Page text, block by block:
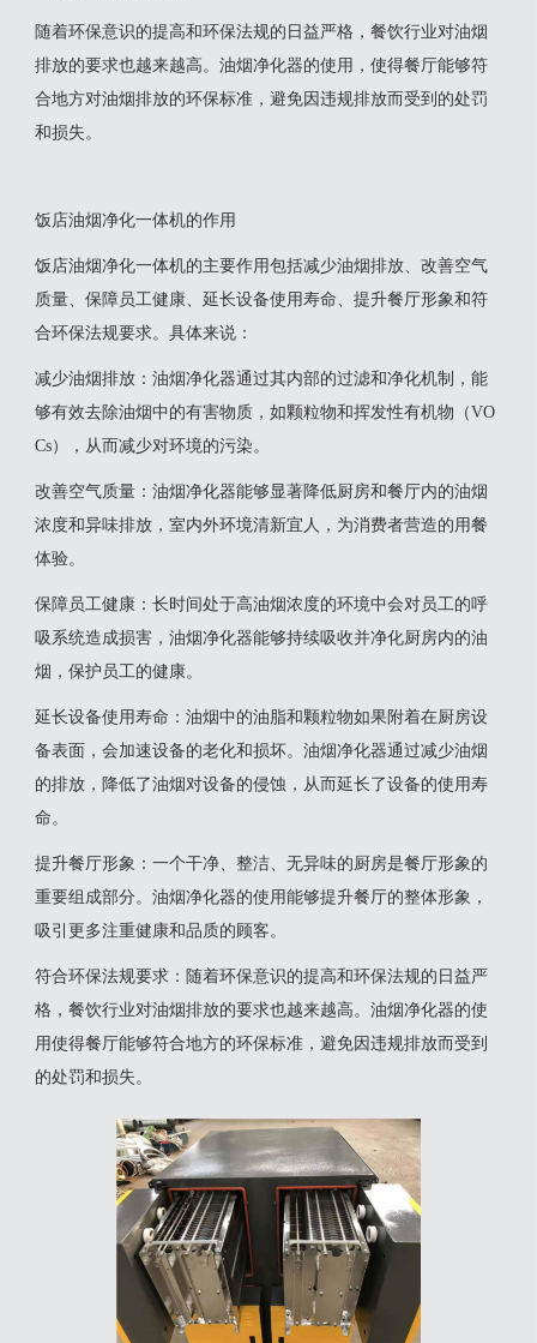
随着环保意识的提高和环保法规的日益严格，餐饮行业对油烟
排放的要求也越来越高。油烟净化器的使用，使得餐厅能够符
合地方对油烟排放的环保标准，避免因违规排放而受到的处罚
和损失。
饭店油烟净化一体机的作用
‌饭店油烟净化一体机的主要作用包括减少油烟排放、改善空气
质量、保障员工健康、延长设备使用寿命、提升餐厅形象和符
合环保法规要求‌。具体来说：
‌减少油烟排放‌：油烟净化器通过其内部的过滤和净化机制，能
够有效去除油烟中的有害物质，如颗粒物和挥发性有机物（VO
Cs），从而减少对环境的污染‌。
‌改善空气质量‌：油烟净化器能够显著降低厨房和餐厅内的油烟
浓度和异味排放，室内外环境清新宜人，为消费者营造的用餐
体验‌。
‌保障员工健康‌：长时间处于高油烟浓度的环境中会对员工的呼
吸系统造成损害，油烟净化器能够持续吸收并净化厨房内的油
烟，保护员工的健康‌。
‌延长设备使用寿命‌：油烟中的油脂和颗粒物如果附着在厨房设
备表面，会加速设备的老化和损坏。油烟净化器通过减少油烟
的排放，降低了油烟对设备的侵蚀，从而延长了设备的使用寿
命‌。
‌提升餐厅形象‌：一个干净、整洁、无异味的厨房是餐厅形象的
重要组成部分。油烟净化器的使用能够提升餐厅的整体形象，
吸引更多注重健康和品质的顾客‌。
‌符合环保法规要求‌：随着环保意识的提高和环保法规的日益严
格，餐饮行业对油烟排放的要求也越来越高。油烟净化器的使
用使得餐厅能够符合地方的环保标准，避免因违规排放而受到
的处罚和损失‌。